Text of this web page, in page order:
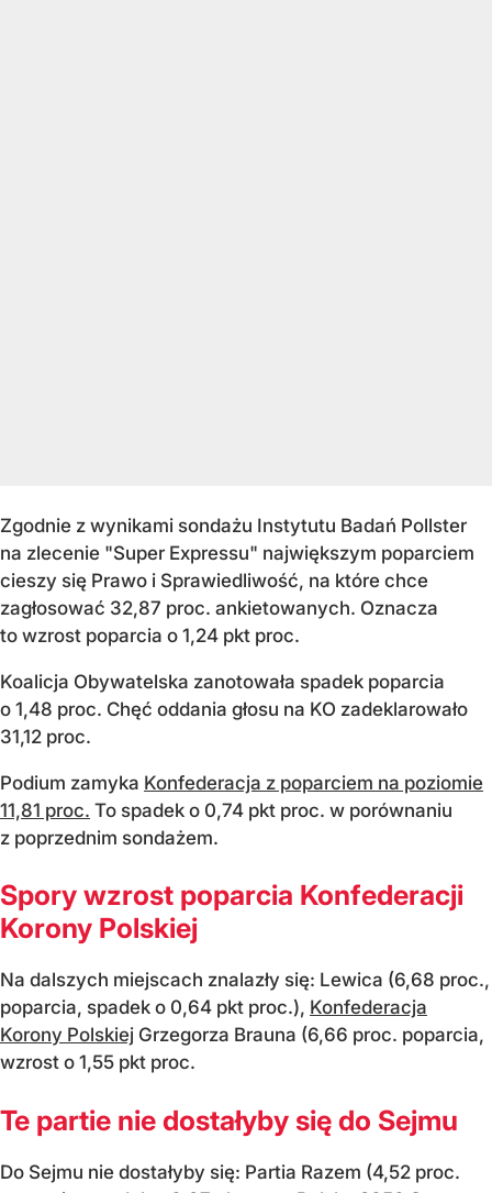
Zgodnie z wynikami sondażu Instytutu Badań Pollster
na zlecenie "Super Expressu" największym poparciem
cieszy się Prawo i Sprawiedliwość, na które chce
zagłosować 32,87 proc. ankietowanych. Oznacza
to wzrost poparcia o 1,24 pkt proc.
Koalicja Obywatelska zanotowała spadek poparcia
o 1,48 proc. Chęć oddania głosu na KO zadeklarowało
31,12 proc.
Podium zamyka Konfederacja z poparciem na poziomie
11,81 proc. To spadek o 0,74 pkt proc. w porównaniu
z poprzednim sondażem.
Spory wzrost poparcia Konfederacji
Korony Polskiej
Na dalszych miejscach znalazły się: Lewica (6,68 proc.,
poparcia, spadek o 0,64 pkt proc.), Konfederacja
Korony Polskiej Grzegorza Brauna (6,66 proc. poparcia,
wzrost o 1,55 pkt proc.
Te partie nie dostałyby się do Sejmu
Do Sejmu nie dostałyby się: Partia Razem (4,52 proc.